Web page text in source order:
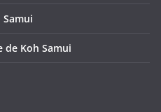
Samui
de Koh Samui